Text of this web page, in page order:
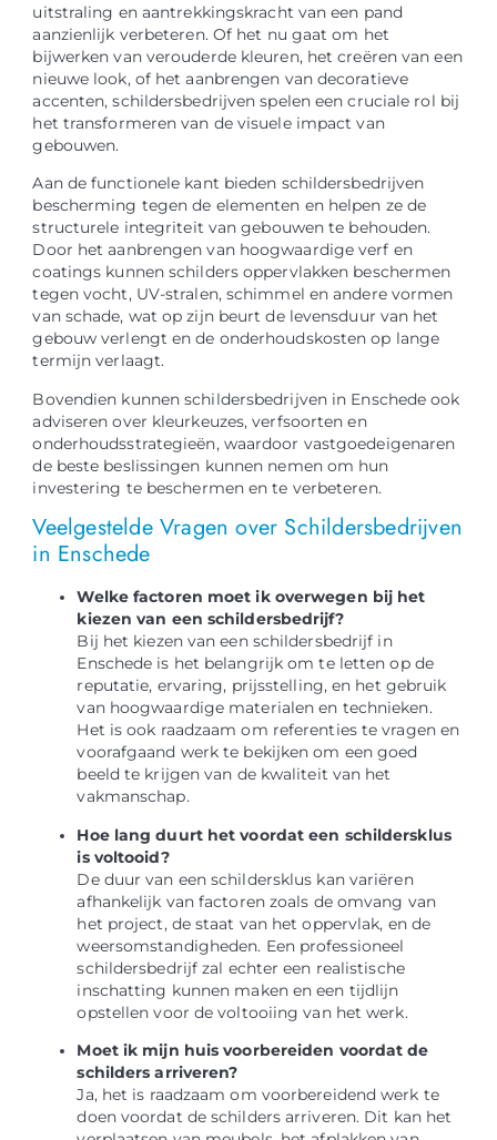
uitstraling en aantrekkingskracht van een pand
aanzienlijk verbeteren. Of het nu gaat om het
bijwerken van verouderde kleuren, het creëren van een
nieuwe look, of het aanbrengen van decoratieve
accenten, schildersbedrijven spelen een cruciale rol bij
het transformeren van de visuele impact van
gebouwen.
Aan de functionele kant bieden schildersbedrijven
bescherming tegen de elementen en helpen ze de
structurele integriteit van gebouwen te behouden.
Door het aanbrengen van hoogwaardige verf en
coatings kunnen schilders oppervlakken beschermen
tegen vocht, UV-stralen, schimmel en andere vormen
van schade, wat op zijn beurt de levensduur van het
gebouw verlengt en de onderhoudskosten op lange
termijn verlaagt.
Bovendien kunnen schildersbedrijven in Enschede ook
adviseren over kleurkeuzes, verfsoorten en
onderhoudsstrategieën, waardoor vastgoedeigenaren
de beste beslissingen kunnen nemen om hun
investering te beschermen en te verbeteren.
Veelgestelde Vragen over Schildersbedrijven
in Enschede
Welke factoren moet ik overwegen bij het
kiezen van een schildersbedrijf?
Bij het kiezen van een schildersbedrijf in
Enschede is het belangrijk om te letten op de
reputatie, ervaring, prijsstelling, en het gebruik
van hoogwaardige materialen en technieken.
Het is ook raadzaam om referenties te vragen en
voorafgaand werk te bekijken om een goed
beeld te krijgen van de kwaliteit van het
vakmanschap.
Hoe lang duurt het voordat een schildersklus
is voltooid?
De duur van een schildersklus kan variëren
afhankelijk van factoren zoals de omvang van
het project, de staat van het oppervlak, en de
weersomstandigheden. Een professioneel
schildersbedrijf zal echter een realistische
inschatting kunnen maken en een tijdlijn
opstellen voor de voltooiing van het werk.
Moet ik mijn huis voorbereiden voordat de
schilders arriveren?
Ja, het is raadzaam om voorbereidend werk te
doen voordat de schilders arriveren. Dit kan het